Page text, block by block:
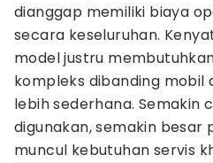
dianggap memiliki biaya
secara keseluruhan.
model justru
kompleks dibanding mobil
lebih sederhana. Semakin
digunakan, semakin besar
muncul kebutuhan servis